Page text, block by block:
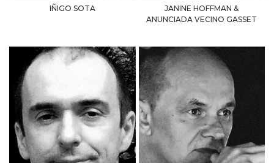
IÑIGO SOTA
JANINE HOFFMAN &
ANUNCIADA VECINO GASSET